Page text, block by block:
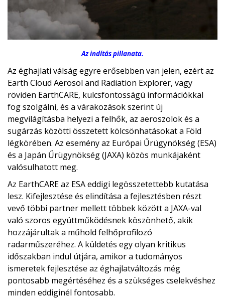
Az indítás pillanata.
Az éghajlati válság egyre erősebben van jelen, ezért az
Earth Cloud Aerosol and Radiation Explorer, vagy
röviden EarthCARE, kulcsfontosságú információkkal
fog szolgálni, és a várakozások szerint új
megvilágításba helyezi a felhők, az aeroszolok és a
sugárzás közötti összetett kölcsönhatásokat a Föld
légkörében. Az esemény az Európai Űrügynökség (ESA)
és a Japán Űrügynökség (JAXA) közös munkájaként
valósulhatott meg.
Az EarthCARE az ESA eddigi legösszetettebb kutatása
lesz. Kifejlesztése és elindítása a fejlesztésben részt
vevő többi partner mellett többek között a JAXA-val
való szoros együttműködésnek köszönhető, akik
hozzájárultak a műhold felhőprofilozó
radarműszeréhez. A küldetés egy olyan kritikus
időszakban indul útjára, amikor a tudományos
ismeretek fejlesztése az éghajlatváltozás még
pontosabb megértéséhez és a szükséges cselekvéshez
minden eddiginél fontosabb.